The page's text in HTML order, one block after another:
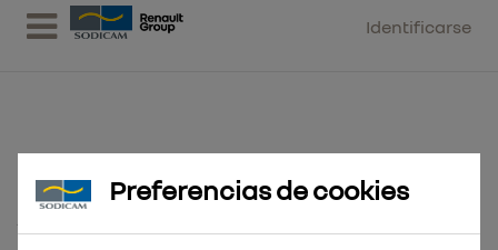
Identificarse
Hoja Sable THE TORCH™ 150mm
14Tpi - 25 uds
Preferencias de cookies